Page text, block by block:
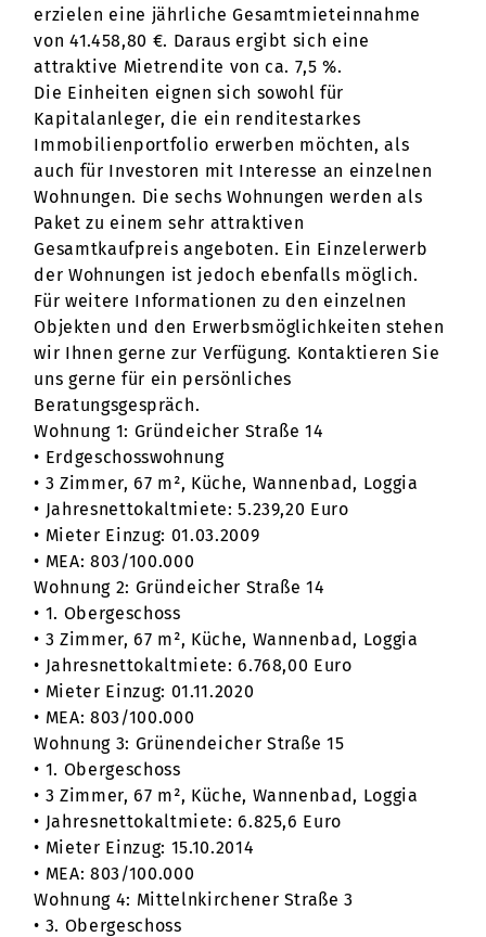
erzielen eine jährliche Gesamtmieteinnahme
von 41.458,80 €. Daraus ergibt sich eine
attraktive Mietrendite von ca. 7,5 %.
Die Einheiten eignen sich sowohl für
Kapitalanleger, die ein renditestarkes
Immobilienportfolio erwerben möchten, als
auch für Investoren mit Interesse an einzelnen
Wohnungen. Die sechs Wohnungen werden als
Paket zu einem sehr attraktiven
Gesamtkaufpreis angeboten. Ein Einzelerwerb
der Wohnungen ist jedoch ebenfalls möglich.
Für weitere Informationen zu den einzelnen
Objekten und den Erwerbsmöglichkeiten stehen
wir Ihnen gerne zur Verfügung. Kontaktieren Sie
uns gerne für ein persönliches
Beratungsgespräch.
Wohnung 1: Gründeicher Straße 14
• Erdgeschosswohnung
• 3 Zimmer, 67 m², Küche, Wannenbad, Loggia
• Jahresnettokaltmiete: 5.239,20 Euro
• Mieter Einzug: 01.03.2009
• MEA: 803/100.000
Wohnung 2: Gründeicher Straße 14
• 1. Obergeschoss
• 3 Zimmer, 67 m², Küche, Wannenbad, Loggia
• Jahresnettokaltmiete: 6.768,00 Euro
• Mieter Einzug: 01.11.2020
• MEA: 803/100.000
Wohnung 3: Grünendeicher Straße 15
• 1. Obergeschoss
• 3 Zimmer, 67 m², Küche, Wannenbad, Loggia
• Jahresnettokaltmiete: 6.825,6 Euro
• Mieter Einzug: 15.10.2014
• MEA: 803/100.000
Wohnung 4: Mittelnkirchener Straße 3
• 3. Obergeschoss